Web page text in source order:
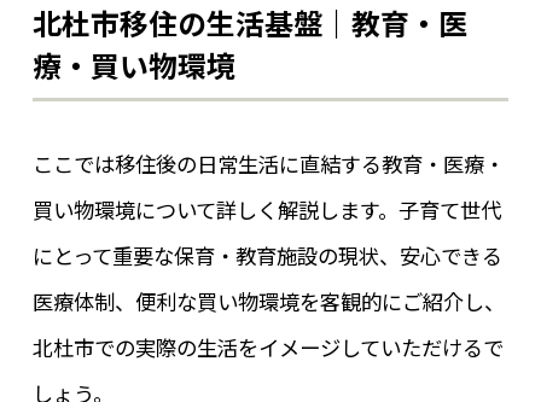
北杜市移住の生活基盤｜教育・医
療・買い物環境
ここでは移住後の日常生活に直結する教育・医療・
買い物環境について詳しく解説します。子育て世代
にとって重要な保育・教育施設の現状、安心できる
医療体制、便利な買い物環境を客観的にご紹介し、
北杜市での実際の生活をイメージしていただけるで
しょう。